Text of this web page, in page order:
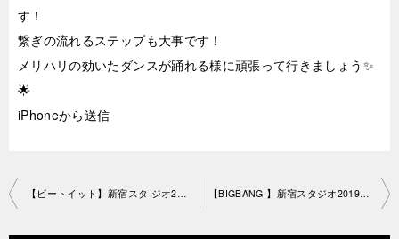
す！
繋ぎの流れるステップも大事です！
メリハリの効いたダンスが踊れる様に頑張って行きましょう✨
🌟
iPhoneから送信
投
【ビートイット】新宿スタ ジオ2019-9-21-no0019-1217 【BIGBANG 】新宿スタジオ2019-9-25-no0019-1249